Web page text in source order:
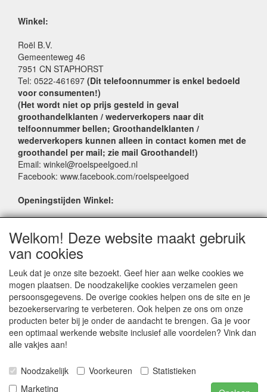
Winkel:
Roël B.V.
Gemeenteweg 46
7951 CN STAPHORST
Tel: 0522-461697 (Dit telefoonnummer is enkel bedoeld
voor consumenten!)
(Het wordt niet op prijs gesteld in geval
groothandelklanten / wederverkopers naar dit
telfoonnummer bellen; Groothandelklanten /
wederverkopers kunnen alleen in contact komen met de
groothandel per mail; zie mail Groothandel!)
Email: winkel@roelspeelgoed.nl
Facebook: www.facebook.com/roelspeelgoed
Openingstijden Winkel:
Zaterdag: 9:00 - 17:00
Donderdagavond koopavond: 19:00 - 21:00
SERVICE
Verkoopadressen
Webwinkels
Bestelvoorwaarden
Partner Groothandels
Algemene voorwaarden
Logivert © 1998-2024 LogiVert.com de All-in-One oplossing voor handelsbedrijven |
Welkom! Deze website maakt gebruik
van cookies
Leuk dat je onze site bezoekt. Geef hier aan welke cookies we
mogen plaatsen. De noodzakelijke cookies verzamelen geen
persoonsgegevens. De overige cookies helpen ons de site en je
bezoekerservaring te verbeteren. Ook helpen ze ons om onze
producten beter bij je onder de aandacht te brengen. Ga je voor
een optimaal werkende website inclusief alle voordelen? Vink dan
alle vakjes aan!
Noodzakelijk Voorkeuren
Statistieken
Marketing